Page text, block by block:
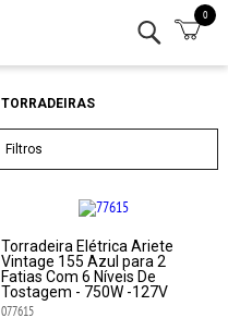
0
TORRADEIRAS
Filtros
Torradeira Elétrica Ariete
Vintage 155 Azul para 2
Fatias Com 6 Níveis De
Tostagem - 750W -127V
077615